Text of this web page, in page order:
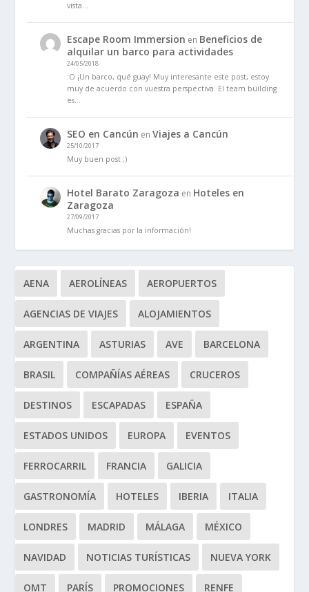
vista…
Escape Room Immersion en Beneficios de
alquilar un barco para actividades
24/05/2018
:O ¡Un barco, qué guay! Muy interesante este post, estoy
muy de acuerdo con vuestra perspectiva. El team building
es…
SEO en Cancún enViajes a Cancún
25/10/2017
Muy buen post ;)
Hotel Barato Zaragoza en Hoteles en
Zaragoza
27/09/2017
Muchas gracias por la información!
AENA AEROLÍNEAS AEROPUERTOS
AGENCIAS DE VIAJES ALOJAMIENTOS
ARGENTINA ASTURIAS AVE BARCELONA
BRASIL COMPAÑÍAS AÉREAS CRUCEROS
DESTINOS ESCAPADAS ESPAÑA
ESTADOS UNIDOS EUROPA EVENTOS
FERROCARRIL FRANCIA GALICIA
GASTRONOMÍA HOTELES IBERIA ITALIA
LONDRES MADRID MÁLAGA MÉXICO
NAVIDAD NOTICIAS TURÍSTICAS NUEVA YORK
OMT PARÍS PROMOCIONES RENFE